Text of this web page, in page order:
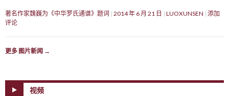
著名作家魏巍为《中华罗氏通谱》题词 2014 年 6 月 21 日 LUOXUNSEN 添加
评论
更多 图片新闻 →
视频